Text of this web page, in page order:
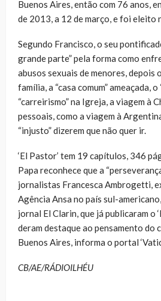
Buenos Aires, então com 76 anos,
de 2013, a 12 de março, e foi eleito
Segundo Francisco, o seu
grande parte” pela forma como
abusos sexuais de menores, depois
família, a “casa comum” ameaçada,
“carreirismo” na Igreja, a viagem à
pessoais, como a viagem à
“injusto” dizerem que não quer ir.
‘El Pastor’ tem 19 capítulos, 346
Papa reconhece que a
jornalistas Francesca Ambrogetti,
Agência Ansa no país sul-
jornal El Clarin, que já publicaram o
deram destaque ao pensamento do
Buenos Aires, informa o portal
CB/AE/RÁDIOILHÉU